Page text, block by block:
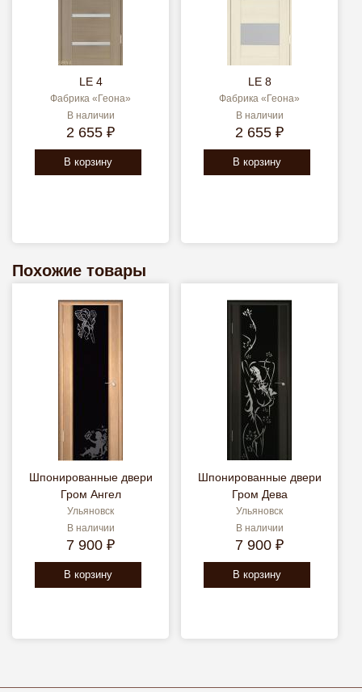
LE 4
Фабрика «Геона»
В наличии
2 655 ₽
В корзину
LE 8
Фабрика «Геона»
В наличии
2 655 ₽
В корзину
Похожие товары
Шпонированные двери
Гром Ангел
Ульяновск
В наличии
7 900 ₽
В корзину
Шпонированные двери
Гром Дева
Ульяновск
В наличии
7 900 ₽
В корзину